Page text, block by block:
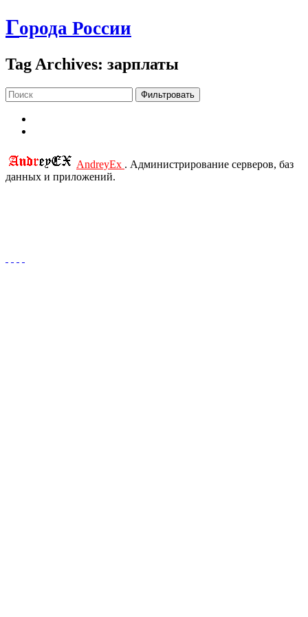
Города России
Tag Archives: зарплаты
Фильтровать
AndreyEx . Администрирование серверов, баз
данных и приложений.